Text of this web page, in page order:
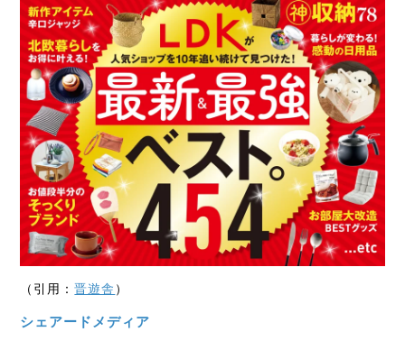
（引用：晋遊舎 ）
シェアードメディア